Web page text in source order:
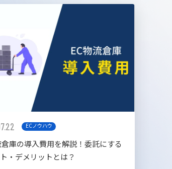
ECノウハウ
倉庫の導入費用を解説！委託にする
・デメリットとは？